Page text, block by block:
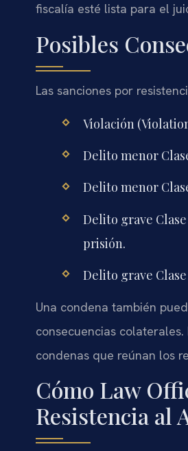
fiscalía esté lista para el
Posibles
Las sanciones por
Violación
Delito menor
Delito menor
Delito grave
prisión.
Delito grave Clase
Una condena también
consecuencias
condenas que reúnan los
Cómo Law
Resistencia al